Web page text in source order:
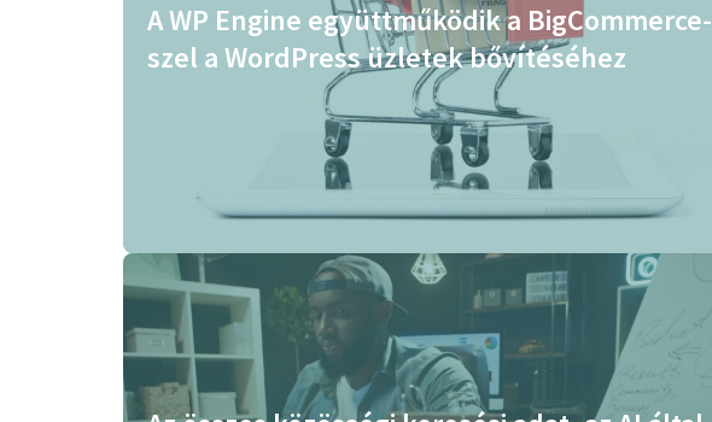
A WP Engine együttműködik a BigCommerce-
szel a WordPress üzletek bővítéséhez